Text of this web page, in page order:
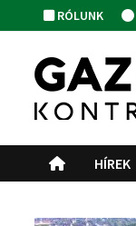
to
content
RÓLUNK
HÍREK